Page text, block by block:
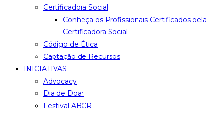
Certificadora Social
Conheça os Profissionais Certificados pela
Certificadora Social
Código de Ética
Captação de Recursos
INICIATIVAS
Advocacy
Dia de Doar
Festival ABCR